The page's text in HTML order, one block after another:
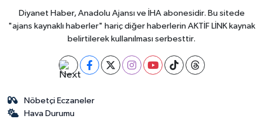
Diyanet Haber, Anadolu Ajansı ve İHA abonesidir. Bu sitede
"ajans kaynaklı haberler" hariç diğer haberlerin AKTİF LİNK kaynak
belirtilerek kullanılması serbesttir.
Nöbetçi Eczaneler
Hava Durumu
Samsun Müftülüğü
Siirt Müftülüğü
Sinop Müftülüğü